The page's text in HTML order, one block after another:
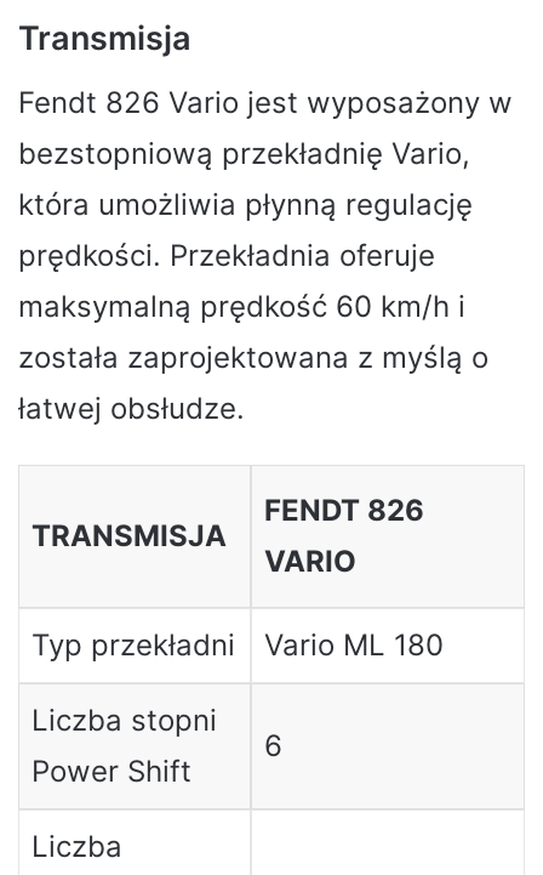
Transmisja
Fendt 826 Vario jest wyposażony w
bezstopniową przekładnię Vario,
która umożliwia płynną regulację
prędkości. Przekładnia oferuje
maksymalną prędkość 60 km/h i
została zaprojektowana z myślą o
łatwej obsłudze.
TRANSMISJA
FENDT 826
VARIO
Typ przekładni Vario ML 180
Liczba stopni
Power Shift
6
Liczba